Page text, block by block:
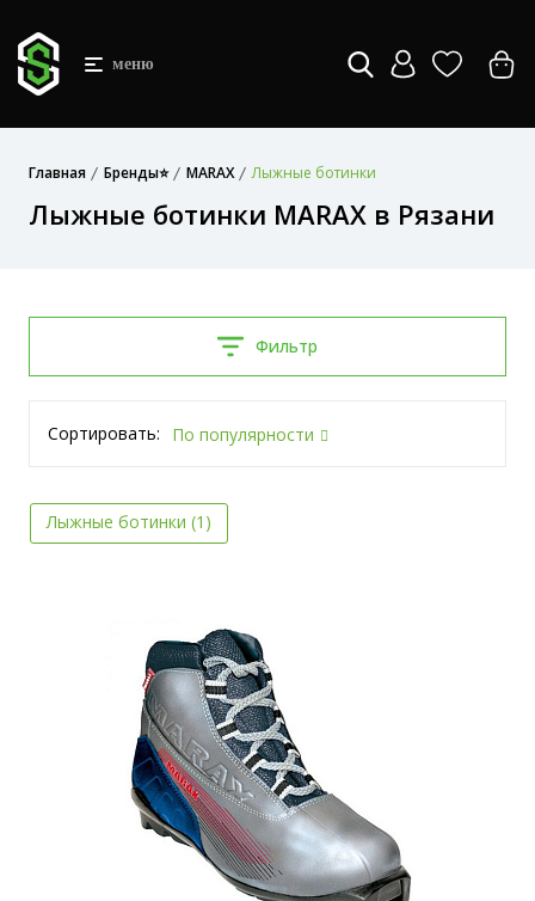
меню
Главная Бренды⭐ MARAX Лыжные ботинки
Лыжные ботинки MARAX в Рязани
Фильтр
Сортировать: По популярности
Лыжные ботинки (1)